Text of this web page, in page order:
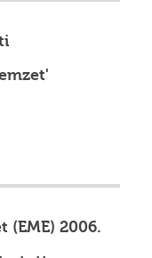
(EME) 2006.